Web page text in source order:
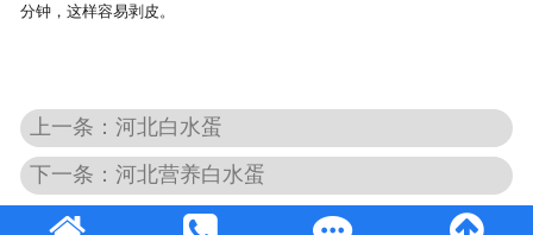
分钟，这样容易剥皮。
上一条：河北白水蛋
下一条：河北营养白水蛋